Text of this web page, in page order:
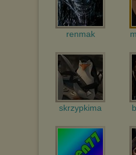
renmak
skrzypkima